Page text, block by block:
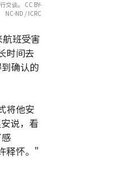
谈。 CC BY-
NC-ND / ICRC
班受害
时间去
确认的
将他安
说，看
释怀。"